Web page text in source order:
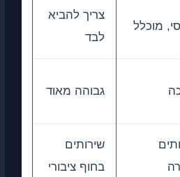
מוכלל
צריך להביא
לבד
גבוהה מאוד
שירותים
בחוף ציבורי